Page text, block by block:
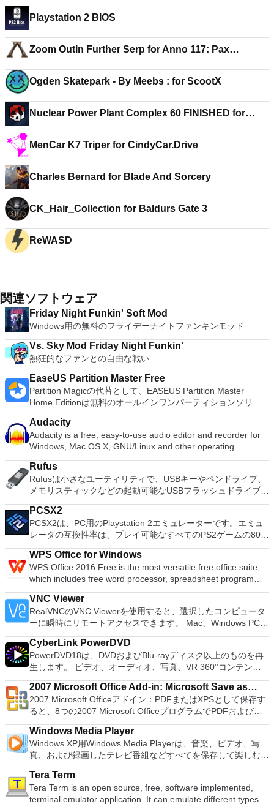
Playstation 2 BIOS
Zoom OutIn Further Serp for Anno 117: Pax
Ogden Skatepark - By Meebs : for ScootX
Nuclear Power Plant Complex 60 FINISHED for
MenCar K7 Triper for CindyCar.Drive
Charles Bernard for Blade And Sorcery
CK_Hair_Collection for Baldurs Gate 3
ReWASD
関連ソフトウェア
Friday Night Funkin' Soft Mod
Windows用の無料のフライデーナイトファンキンモッド
Vs. Sky Mod Friday Night Funkin'
熱狂的なファンとの自由な戦い
EaseUS Partition Master Free
Partition Magicの代替として、EASEUS Partition Master
Home Editionは無料のオールインワンパーティションソリュ
ーションおよびディスク管理ユーティリティです。パーティシ
ョンの拡張（特にシステムドライブ用）、ディスク領域の管
理、MBRおよびGUIDパーティションテーブル（GPT）ディス
クのディスク領域不足の問題の解決を可能にします。 パーテ
ィションのサイズ変更/移動システムドライブを拡張するディ
スクとパーティションをコピーパーティションをマージ分割パ
ーティション空き領域を再分配するダイナミックディスクの変
換パーティションを回復する
Audacity
Audacity is a free, easy-to-use audio editor and recorder for
Windows, Mac OS X, GNU/Linux and other operating
systems. You can use Audacity to: Record live audio. Convert
tapes and records into digital recordings or CDs. Edit Ogg
Vorbis, MP3, WAV or AIFF sound files. Cut, copy, splice or mix
sounds together. Change the speed or pitch of a recording.
Add new effects with LADSPA plug-ins. And more!
Rufus
Rufusは小さなユーティリティで、USBキーやペンドライブ、
メモリスティックなどの起動可能なUSBフラッシュドライブを
フォーマットおよび作成できます。 Rufusは、次のシナリオで
役立ちます。 Windows、Linux、およびUEFI用の起動可能な
ISOからUSBインストールメディアを作成する必要がある場
合。 OSがインストールされていないシステムで作業する必要
がある場合。 BIOSまたはその他のファームウェアをDOSから
フラッシュする必要がある場合。 低レベルのユーティリティ
を実行する必要がある場合。 Rufusは次の* ISOで動作しま
す：Arch Linux、Archbang、BartPE / pebuilder、CentOS、
Damn Small Linux、Fedora、FreeDOS、Gentoo、
gNewSense、Hiren&#39;s Boot CD、LiveXP、Knoppix、
Kubuntu、Linux Mint、NT Password Registry Editor、
OpenSUSE、Parted Magic、Slackware、Tails、Trinity
Rescue Kit、Ubuntu、Ultimate Boot CD、Windows XP（SP2
以降）、Windows Server 2003 R2、Windows Vista、
Windows 7、Windows 8。 *このリストは完全ではありませ
ア語、マレーシア語、セシュティナ、ダンスク、ドイツ語、英
語、スペイン語、フランス語、フルバツキー、イタリア語、ラ
トヴィエシュ、リエトゥビウ、マジャール、オランダ、ノルス
ク、ポルスキ、ポルトガル、ポルトガル、スロヴェンスキー、
スロベンツキー、スロヴェンスキーSrpski、Suomi、
Svenska、Türkçe。
PCSX2
PCSX2は、PC用のPlaystation 2エミュレーターです。エミュ
レータの互換性率は、プレイ可能なすべてのPS2ゲームの80％
以上を誇っています。かなり強力なコンピューターを所有して
いる場合、PCSX2は優れたエミュレーターです。また、この
アプリケーションはローエンドコンピューターのサポートも提
供するため、Playstation 2コンソールのすべての所有者は、
PCで動作するゲームを見ることができます。 PCSX2エミュレ
ーターを使用すると、PS2コントローラーを使用して、本物の
プレイステーション体験をシミュレートできます。このアプリ
ケーションでは、ディスクからゲームを直接実行することも、
ハードドライブからISOイメージとして実行することもできま
す。 主な機能は次のとおりです。 Savestates：ボタンを1つ
押すだけで、ゲームの現在の「状態」を保存できます。 無制
限のメモリーカード：好きなだけメモリーカードを保存でき、
8MBから64MBまでの単一の物理カードに制限されなくなりま
した。 高解像度グラフィックス：PCSX2を使用すると、
1080pまたは4K HDでゲームをプレイできます。 全体とし
ゲームを高い精度でエミュレートでき、Windowsとエミュレ
ーターを切り替えることができます。欠点は、高速ゲームに苦
労し、時々フリーズまたはクラッシュすることです。* PCSX2
を使用するには、コンソールから抽出できるPlaystation 2
BIOSが必要です。
WPS Office for Windows
WPS Office 2016 Free is the most versatile free office suite,
which includes free word processor, spreadsheet program
and presentation maker. With these three programs you will
easily be able to deal with any office related tasks. WPS
Office 2016 Free has multiple language support for English,
French, German, Spanish, Portuguese,Russian and Polish
languages. To switch between languages requires only a
single click! Despite being a free suite, WPS Office comes
with many innovative features, such as the paragraph
adjustment tool and multiple tabbed feature. It also has a PDF
converter, spell check and word count feature. WPS Office
2016 Personal Edition supports switching language UI,File
Roaming and Docer online templates. Key features include:
Writer Efficient word processor. Presentation Multimedia
presentations creator. Spreadsheets Powerful tool for data
processing and analysis. 100% compatible with MS Office
document file types (.docx, .pptx, .xlsx, etc.). Thousands of
support (iOS and Android). WPS Cloud Storage included.
Although it is a free suite, WPS Office 2016 Free comes with
many innovative features, including a useful a paragraph
VNC Viewer
RealVNCのVNC Viewerを使用すると、選択したコンピュータ
ーに瞬時にリモートアクセスできます。 Mac、Windows PC、
またはLinuxマシン、世界中のどこからでも。 VNC Viewerを
使用すると、コンピューターのデスクトップを表示したり、コ
ンピューターの前に直接座っているかのようにマウスとキーボ
ードを制御したりできます。 VNC Viewerは、インストールと
使用が簡単です。制御したいデバイスでインストーラーを実行
し、指示に従ってください。オプションで、Windowsでのリ
モート展開に使用可能なMSIがあります。デスクトッププラッ
トフォームにVNC Viewerをインストールする権限がない場合
は、スタンドアロンオプションを選択する必要があります。
主な機能は次のとおりです。 クラウドサービスを介してVNC
Connectを実行しているコンピューターに接続します。 Apple
Screen Sharing（ARD）などのサードパーティ製のVNC互換
ソフトウェアを実行しているコンピューターに直接接続しま
す。 各デバイスでVNC Viewerにサインインして、すべてのデ
バイス間の接続をバックアップおよび同期します。 仮想キー
CyberLink PowerDVD
PowerDVD18は、DVDおよびBlu-rayディスク以上のものを再
生します。 ビデオ、オーディオ、写真、VR 360°コンテン
ツ、さらにはYouTubeやVimeoにとっても、PowerDVD18は重
要なエンターテイメントの仲間です。 Ultra HD HDR TVとサ
ラウンドサウンドシステムの可能性を解き放ち、360°ビデオ
の増え続けるコレクションへのアクセスで仮想世界に没頭する
か、PCまたはラップトップでの比類のない再生サポートと独
自の強化により、どこにいても簡単にリラックスできます。
新機能は次のとおりです。 4K DHR向けに最適化 Ultra HD
Blu-ray、4K、HEVC / H.265およびHDR10コンテンツをサポー
ト全画面モードで21：9モニターで2.35：1の映画を見る常時
オンのミニビューでYouTubeライブを見る YouTubeおよび
Vimeoで4K HDRおよび360ビデオを再生 VRエクスペリエンス
の向上：Microsoft Mixed Realityヘッドセット、HTC、VIVE、
2007 Microsoft Office Add-in: Microsoft Save as
PDF or XPS
2007 Microsoft Officeアドイン：PDFまたはXPSとして保存す
ると、8つの2007 Microsoft OfficeプログラムでPDFおよび
XPS形式にエクスポートして保存できます。このツールを使用
すると、これらのプログラムのサブセットでPDF形式および
XPS形式の電子メール添付ファイルとして送信することもでき
ます（特定の機能はプログラムによって異なります）。 この
ダウンロードは、次のOfficeプログラムで動作します。
Microsoft Office Access 2007。 Microsoft Office Excel 2007。
Microsoft Office InfoPath 2007。 Microsoft Office OneNote
2007。 Microsoft Office PowerPoint 2007。 Microsoft Office
Windows Media Player
Windows XP用Windows Media Playerは、音楽、ビデオ、写
真、および録画したテレビ番組などすべてを保存して楽しむ最
適な機能を搭載しています。 再生、表示、外出先で楽しむた
めのポータブル デバイスとの同期、さらには家中のデバイス
との共有も、すべて1か所で行えます。 シンプルなデザイン -
まったく新しい外観でデジタル エンターテイメントを楽しめ
Tera Term
Tera Term is an open source, free, software implemented,
terminal emulator application. It can emulate different types of